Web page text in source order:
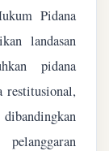
Pidana
landasan
pidana
restitusional,